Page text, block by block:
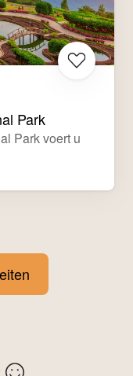
Park
Park voert u